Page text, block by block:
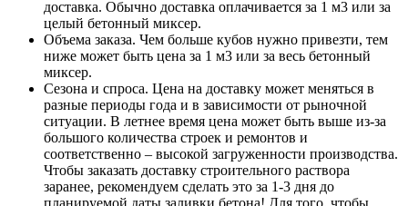
доставка. Обычно доставка оплачивается за 1 м3 или за
целый бетонный миксер.
Объема заказа. Чем больше кубов нужно привезти, тем
ниже может быть цена за 1 м3 или за весь бетонный
миксер.
Сезона и спроса. Цена на доставку может меняться в
разные периоды года и в зависимости от рыночной
ситуации. В летнее время цена может быть выше из-за
большого количества строек и ремонтов и
соответственно – высокой загруженности производства.
Чтобы заказать доставку строительного раствора
заранее, рекомендуем сделать это за 1-3 дня до
планируемой даты заливки бетона! Для того, чтобы